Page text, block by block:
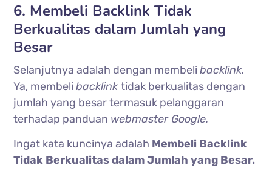
6. Membeli Backlink Tidak
Berkualitas dalam Jumlah yang
Besar
Selanjutnya adalah dengan membelibacklink.
Ya, membelibacklinktidak berkualitas dengan
jumlah yang besar termasuk pelanggaran
terhadap panduan webmaster Google.
Ingat kata kuncinya adalah Membeli Backlink
Tidak Berkualitas dalam Jumlah yang Besar.